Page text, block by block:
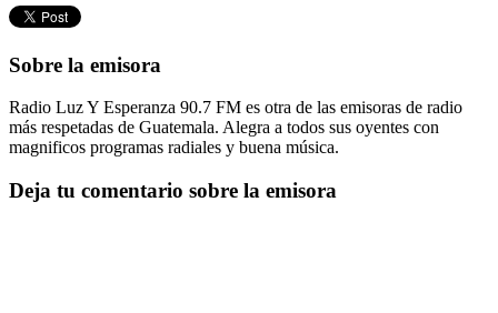
Sobre la emisora
Radio Luz Y Esperanza 90.7 FM es otra de las emisoras de radio
más respetadas de Guatemala. Alegra a todos sus oyentes con
magnificos programas radiales y buena música.
Deja tu comentario sobre la emisora